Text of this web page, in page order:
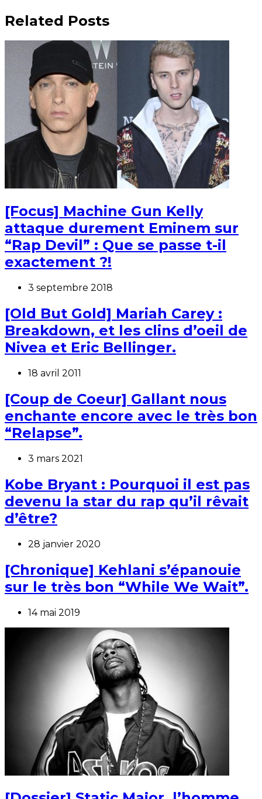
Related Posts
[Focus] Machine Gun Kelly
attaque durement Eminem sur
“Rap Devil” : Que se passe t-il
exactement ?!
3 septembre 2018
[Old But Gold] Mariah Carey :
Breakdown, et les clins d’oeil de
Nivea et Eric Bellinger.
18 avril 2011
[Coup de Coeur] Gallant nous
enchante encore avec le très bon
“Relapse”.
3 mars 2021
Kobe Bryant : Pourquoi il est pas
devenu la star du rap qu’il rêvait
d’être?
28 janvier 2020
[Chronique] Kehlani s’épanouie
sur le très bon “While We Wait”.
14 mai 2019